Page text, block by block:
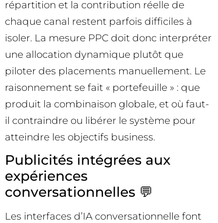
répartition et la contribution réelle de
chaque canal restent parfois difficiles à
isoler. La mesure PPC doit donc interpréter
une allocation dynamique plutôt que
piloter des placements manuellement. Le
raisonnement se fait « portefeuille » : que
produit la combinaison globale, et où faut-
il contraindre ou libérer le système pour
atteindre les objectifs business.
Publicités intégrées aux
expériences
conversationnelles 💬
Les interfaces d’IA conversationnelle font